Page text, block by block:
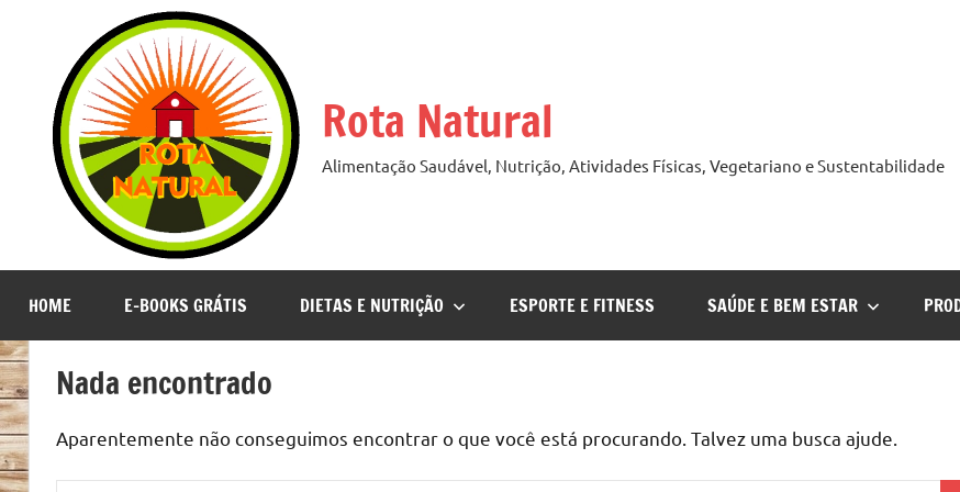
conteúdo
Rota Natural
Alimentação Saudável, Nutrição, Atividades Físicas, Vegetariano e Sustentabilidade
HOME E-BOOKS GRÁTIS DIETAS E NUTRIÇÃO ESPORTE E FITNESS SAÚDE E BEM ESTAR
Nada encontrado
Aparentemente não conseguimos encontrar o que você está procurando. Talvez uma busca ajude.